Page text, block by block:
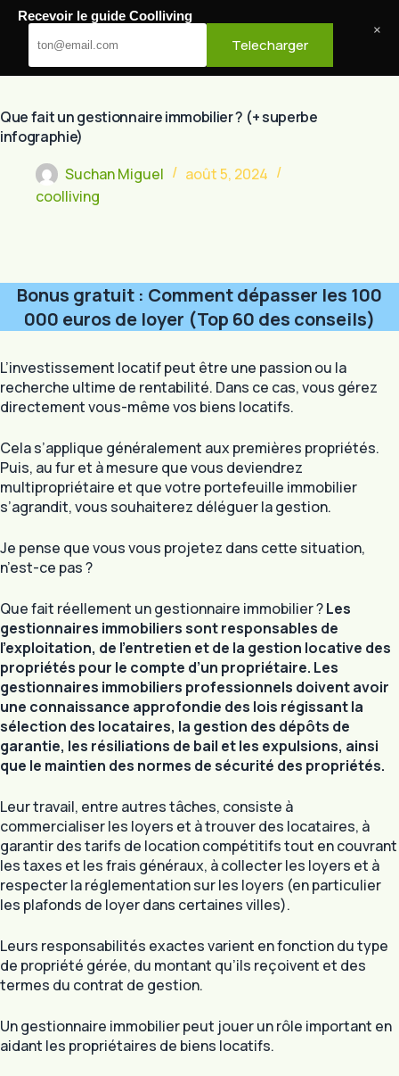
Passer
contenu
Cool Living
Que fait un gestionnaire immobilier ? (+ superbe
infographie)
Suchan Miguel
août 5, 2024
coolliving
Bonus gratuit : Comment dépasser les 100
000 euros de loyer (Top 60 des conseils)
L’investissement locatif peut être une passion ou la
recherche ultime de rentabilité. Dans ce cas, vous gérez
directement vous-même vos biens locatifs.
Cela s’applique généralement aux premières propriétés.
Puis, au fur et à mesure que vous deviendrez
multipropriétaire et que votre portefeuille immobilier
s’agrandit, vous souhaiterez déléguer la gestion.
Je pense que vous vous projetez dans cette situation,
n’est-ce pas ?
Que fait réellement un gestionnaire immobilier ?Les
gestionnaires immobiliers sont responsables de
l’exploitation, de l’entretien et de la gestion locative des
propriétés pour le compte d’un propriétaire. Les
gestionnaires immobiliers professionnels doivent avoir
une connaissance approfondie des lois régissant la
sélection des locataires, la gestion des dépôts de
garantie, les résiliations de bail et les expulsions, ainsi
que le maintien des normes de sécurité des propriétés.
Leur travail, entre autres tâches, consiste à
commercialiser les loyers et à trouver des locataires, à
garantir des tarifs de location compétitifs tout en couvrant
les taxes et les frais généraux, à collecter les loyers et à
respecter la réglementation sur les loyers (en particulier
les plafonds de loyer dans certaines villes).
Leurs responsabilités exactes varient en fonction du type
de propriété gérée, du montant qu’ils reçoivent et des
termes du contrat de gestion.
Un gestionnaire immobilier peut jouer un rôle important en
aidant les propriétaires de biens locatifs.
Recevoir le guide Coolliving
Telecharger
×